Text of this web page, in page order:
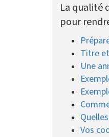
La qualité
pour
Titre
Une
Vos